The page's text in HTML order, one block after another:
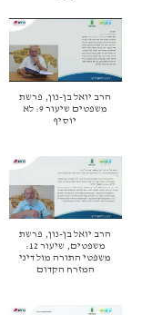
הרב יואל בן-נון, פרשת
משפטים שיעור 9: לא
יוסיף
הרב יואל בן-נון, פרשת
משפטים, שיעור 12:
משפטי התורה מול דיני
המזרח הקדום